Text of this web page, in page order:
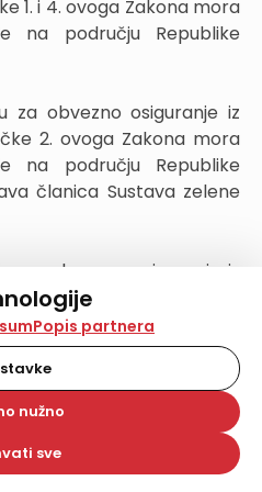
kolačiće i slične
i obradu informacija na
korisničko iskustvo,
te prikazujemo sadržaje i
profili mogu se kreirati
u tu svrhu. Naši partneri
prihvaćate samo one
Popis partnera
nužno
sve
1. i 4. ovoga Zakona mora
na području Republike
za obvezno osiguranje iz
2. ovoga Zakona mora
na području Republike
članica Sustava zelene
za obvezno osiguranje iz
2. ovoga Zakona odnosi
Hrvatske i područje
karte osiguranja, ako
osiguranja